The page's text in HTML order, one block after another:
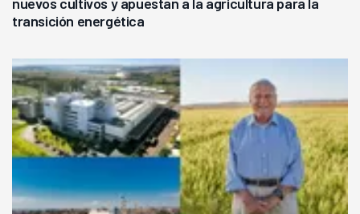
transición energética